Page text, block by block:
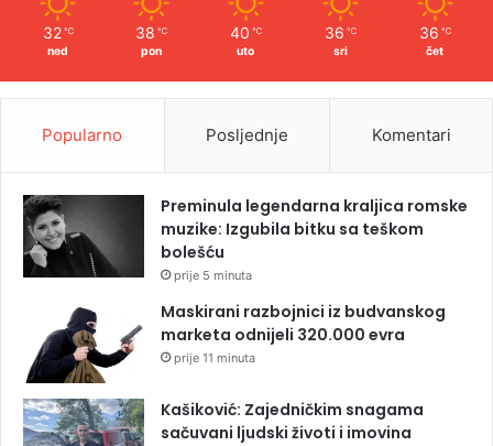
32 ℃
ned
38 ℃
pon
40 ℃
uto
36 ℃
sri
36 ℃
čet
Popularno Posljednje Komentari
Preminula legendarna kraljica romske
muzike: Izgubila bitku sa teškom
bolešću
prije 5 minuta
Maskirani razbojnici iz budvanskog
marketa odnijeli 320.000 evra
prije 11 minuta
Kašiković: Zajedničkim snagama
sačuvani ljudski životi i imovina